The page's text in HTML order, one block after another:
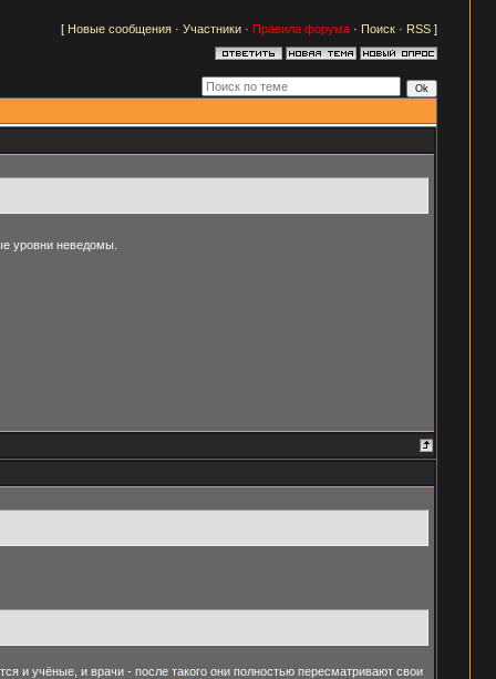
[ Новые сообщения· Участники· Правила форума· Поиск· RSS]
уровни неведомы.
и учёные, и врачи - после такого они полностью пересматривают свои